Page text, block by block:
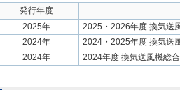
発行年度
2025年
2025・2026年度 換気送
2024年
2024・2025年度 換気送
2024年
2024年度 換気送風機総